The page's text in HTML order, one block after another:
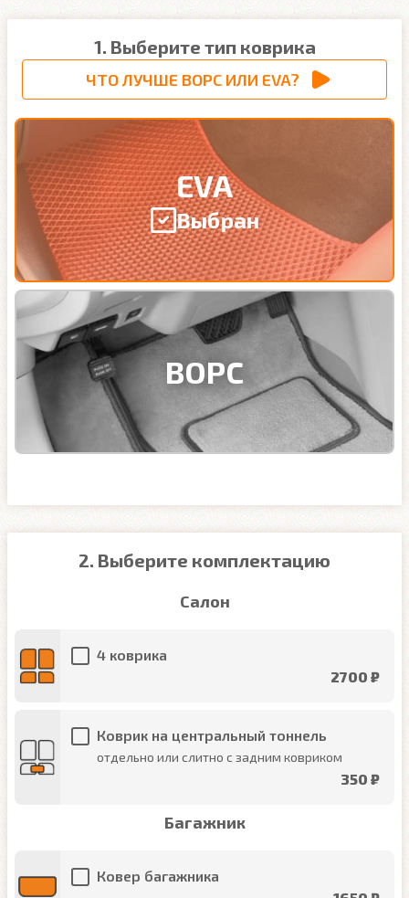
1. Выберите тип коврика
ЧТО ЛУЧШЕ ВОРС ИЛИ EVA?
EVA
Выбран
ВОРС
2. Выберите комплектацию
Салон
4 коврика
2700 ₽
Коврик на центральный тоннель
отдельно или слитно с задним ковриком
350 ₽
Багажник
Ковер багажника